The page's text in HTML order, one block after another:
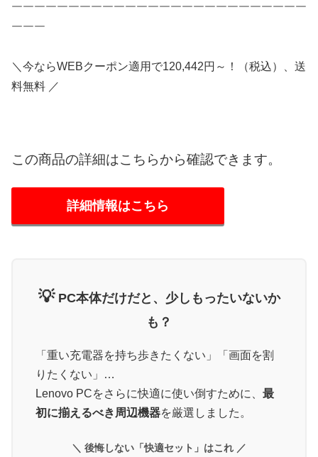
￣￣￣￣￣￣￣￣￣￣￣￣￣￣￣￣￣￣￣￣￣￣￣￣￣￣
￣￣￣
＼今ならWEBクーポン適用で120,442円～！（税込）、送
料無料 ／
この商品の詳細はこちらから確認できます。
詳細情報はこちら
💡PC本体だけだと、少しもったいないか
も？
「重い充電器を持ち歩きたくない」「画面を割
りたくない」…
Lenovo PCをさらに快適に使い倒すために、 最
初に揃えるべき周辺機器を厳選しました。
＼ 後悔しない「快適セット」はこれ ／